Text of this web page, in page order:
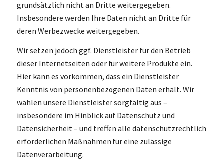
grundsätzlich nicht an Dritte weitergegeben.
Insbesondere werden Ihre Daten nicht an Dritte für
deren Werbezwecke weitergegeben.
Wir setzen jedoch ggf. Dienstleister für den Betrieb
dieser Internetseiten oder für weitere Produkte ein.
Hier kann es vorkommen, dass ein Dienstleister
Kenntnis von personenbezogenen Daten erhält. Wir
wählen unsere Dienstleister sorgfältig aus –
insbesondere im Hinblick auf Datenschutz und
Datensicherheit – und treffen alle datenschutzrechtlich
erforderlichen Maßnahmen für eine zulässige
Datenverarbeitung.